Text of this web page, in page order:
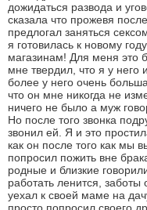
дожидаться развода и
сказала что прожевя
предлогал заняться
я готовилась к новому
магазинам! Для меня это
мне твердил, что я у
более у него очень
что он мне никогда не
ничего не было а муж
Но после того звонка
звонил ей. Я и это
как он после того как мы
попросил пожить вне
родные и близкие
работать ленится,
уехал к своей маме на
просто попросил своего